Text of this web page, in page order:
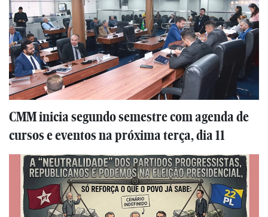
CMM inicia segundo semestre com agenda de
cursos e eventos na próxima terça, dia 11